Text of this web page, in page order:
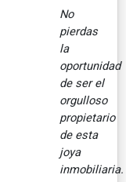
No
pierdas
la
oportunidad
de ser el
orgulloso
propietario
de esta
joya
inmobiliaria.